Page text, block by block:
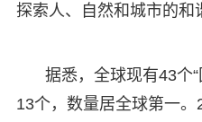
探索人、自然和城市的和
据悉，全球现有43个
13个，数量居全球第一。